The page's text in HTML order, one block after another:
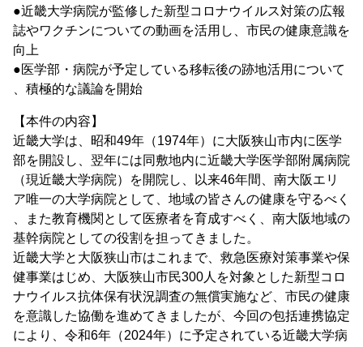
●近畿大学病院が監修した新型コロナウイルス対策の広報
誌やワクチンについての動画を活用し、市民の健康意識を
向上
●医学部・病院が予定している移転後の跡地活用について
、積極的な議論を開始
【本件の内容】
近畿大学は、昭和49年（1974年）に大阪狭山市内に医学
部を開設し、翌年には同敷地内に近畿大学医学部附属病院
（現近畿大学病院）を開院し、以来46年間、南大阪エリ
ア唯一の大学病院として、地域の皆さんの健康を守るべく
、また教育機関として医療者を育成すべく、南大阪地域の
基幹病院としての役割を担ってきました。
近畿大学と大阪狭山市はこれまで、救急医療対策事業や保
健事業はじめ、大阪狭山市民300人を対象とした新型コロ
ナウイルス抗体保有状況調査の無償実施など、市民の健康
を意識した協働を進めてきましたが、今回の包括連携協定
により、令和6年（2024年）に予定されている近畿大学病